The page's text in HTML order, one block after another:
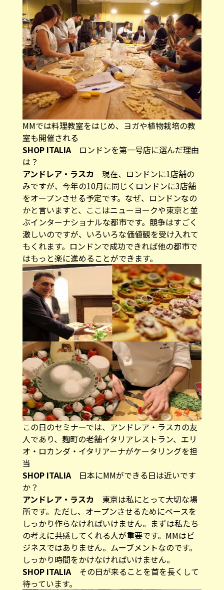
MMでは料理教室をはじめ、ヨガや植物栽培の教
室も開催される
SHOP ITALIAロンドンを第一号店に選んだ理由
は？
アンドレア・ラスカ 現在、ロンドンに1店舗の
みですが、今年の10月に同じくロンドンに3店舗
をオープンさせる予定です。なぜ、ロンドンなの
かと言いますと、ここはニューヨークや東京と並
ぶインターナショナルな都市です。競争はすごく
激しいのですが、いろいろな価値観を受け入れて
もくれます。ロンドンで成功できれば他の都市で
はもっと楽に進めることができます。
この日のセミナーでは、アンドレア・ラスカの友
人であり、麹町の老舗イタリアレストラン、エリ
オ・ロカンダ・イタリアーナがケータリングを担
当
SHOP ITALIA日本にMMができる日は近いです
か？
アンドレア・ラスカ 東京は私にとって大切な場
所です。ただし、オープンさせるためにベースを
しっかり作らなければいけません。まずは私たち
の考えに共感してくれる人が重要です。MMはビ
ジネスではありません。ムーブメントなのです。
しっかり時間をかけなければいけません。
SHOP ITALIAその日が来ることを首を長くして
待っています。